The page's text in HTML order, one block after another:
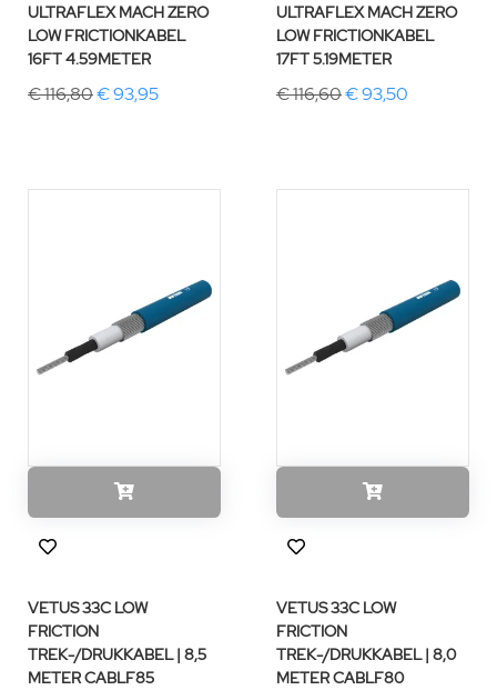
ULTRAFLEX MACH ZERO
LOW FRICTIONKABEL
16FT 4.59METER
€ 116,80€ 93,95
ULTRAFLEX MACH ZERO
LOW FRICTIONKABEL
17FT 5.19METER
€ 116,60€ 93,50
VETUS 33C LOW
FRICTION
TREK-/DRUKKABEL | 8,5
METER CABLF85
VETUS 33C LOW
FRICTION
TREK-/DRUKKABEL | 8,0
METER CABLF80